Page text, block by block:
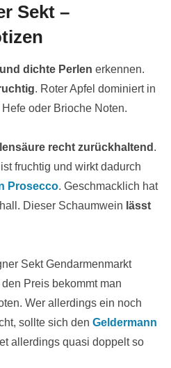
Sekt –
dichte Perlen erkennen.
. Roter Apfel dominiert in
oder Brioche Noten.
recht zurückhaltend .
fruchtig und wirkt dadurch
Prosecco. Geschmacklich hat
Dieser Schaumwein lässt
Sekt Gendarmenmarkt
Preis bekommt man
Wer allerdings ein noch
sollte sich den Geldermann
allerdings quasi doppelt so